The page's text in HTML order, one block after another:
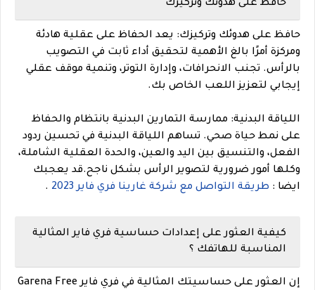
حافظ على هدوئك وتركيزك
حافظ على هدوئك وتركيزك: يعد الحفاظ على عقلية هادئة
ومركزة أمرًا بالغ الأهمية لتحقيق أداء ثابت في التصويب
بالرأس. تجنب الانحرافات، وإدارة التوتر، وتنمية موقف عقلي
إيجابي لتعزيز اللعب الخاص بك.
اللياقة البدنية: ممارسة التمارين البدنية بانتظام والحفاظ
على نمط حياة صحي. تساهم اللياقة البدنية في تحسين ردود
الفعل، والتنسيق بين اليد والعين، والحدة العقلية الشاملة،
وكلها أمور ضرورية لتصوير الرأس بشكل ناجح.قد يعجبك
ايضا : طريقة التواصل مع شركة غارينا فري فاير 2023 .
كيفية العثور على إعدادات حساسية فري فاير المثالية
المناسبة للهاتفك ؟
إن العثور على حساسيتك المثالية في فري فاير Garena Free